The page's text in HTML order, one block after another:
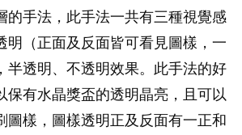
的手法，此手法一共有三種視覺感
明（正面及反面皆可看見圖樣，一
半透明、不透明效果。此手法的好
保有水晶獎盃的透明晶亮，且可以
圖樣，圖樣透明正及反面有一正和